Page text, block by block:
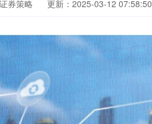
券策略 更新：2025-03-12 07:58:50